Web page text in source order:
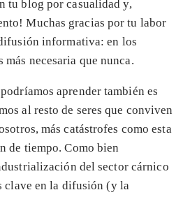
tu blog por casualidad y,
Muchas gracias por tu labor
informativa: en los
más necesaria que nunca.
aprender también es
al resto de seres que conviven
más catástrofes como esta
de tiempo. Como bien
del sector cárnico
clave en la difusión (y la